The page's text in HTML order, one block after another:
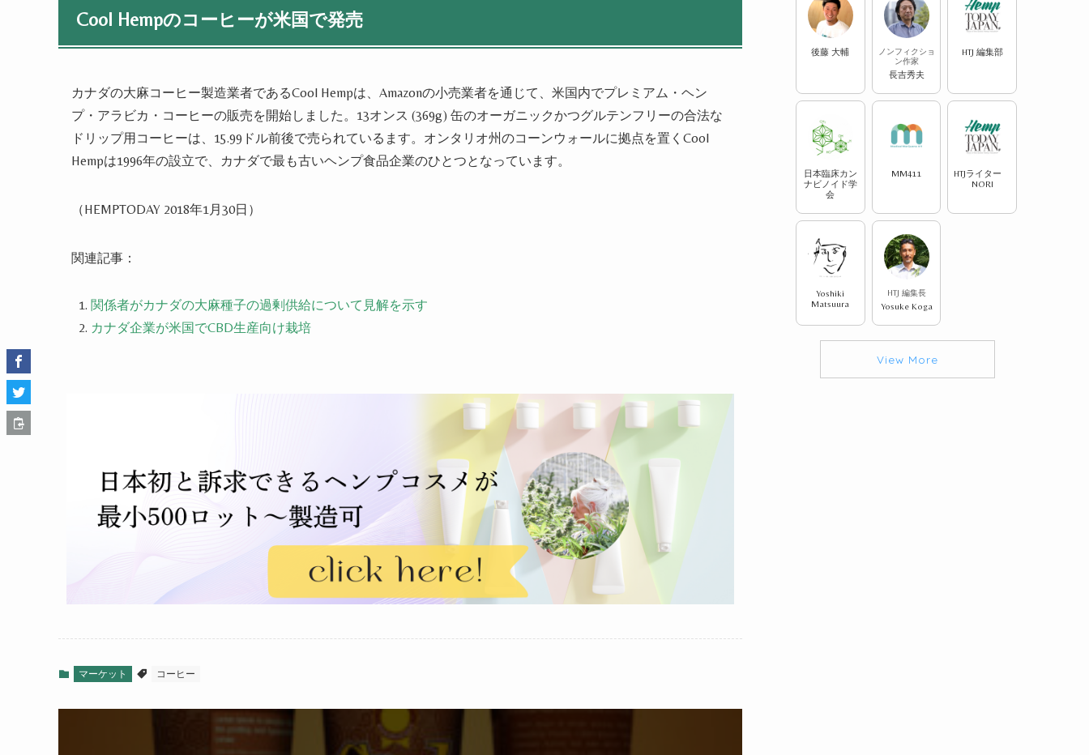
Cool Hempのコーヒーが米国で発売
カナダの大麻コーヒー製造業者であるCool Hempは、Amazonの小売業者を通じて、米国内でプレミアム・ヘン
プ・アラビカ・コーヒーの販売を開始し ました。13オンス (369g) 缶のオーガニックかつグルテンフリーの合法な
ドリップ用コーヒーは、15.99ドル前後で売られている ます。オンタリオ州のコーンウォールに拠点を置くCool
Hempは1996年の設立で、カナダで最も古いヘンプ食品企業のひとつとなってい ます。
（HEMPTODAY 2018年1月30日）
関連記事：
関係者がカナダの大麻種子の過剰供給について見解を示す
カナダ企業が米国でCBD生産向け栽培
マーケット コーヒー
後藤 大輔
ノンフィクショ
ン作家
長吉秀夫
HTJ 編集部
日本臨床カン
ナビノイド学
会
MM411
HTJライター
NORI
Yoshiki
Matsuura
HTJ 編集長
Yosuke Koga
View More